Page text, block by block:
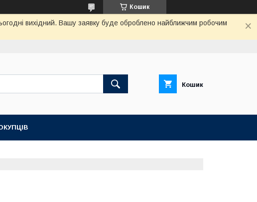
Кошик
вихідний. Вашу заявку буде оброблено найближчим робочим
Кошик